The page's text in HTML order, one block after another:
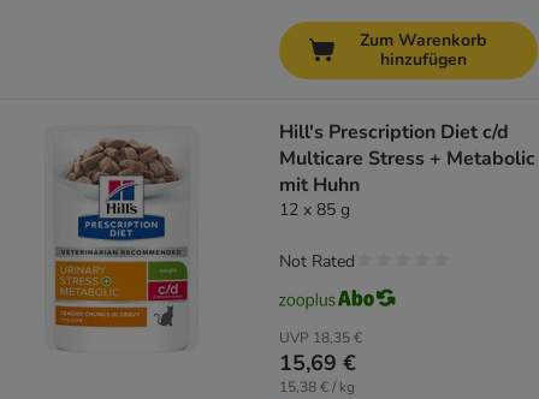
Zum Warenkorb
hinzufügen
Hill's Prescription Diet c/d
Multicare Stress + Metabolic
mit Huhn
12 x 85 g
UVP 18,35 €
15,69 €
15,38 € / kg
Not Rated